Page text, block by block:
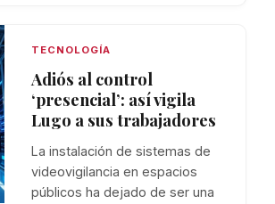
TECNOLOGÍA
Adiós al control
‘presencial’: así vigila
Lugo a sus trabajadores
La instalación de sistemas de
videovigilancia en espacios
públicos ha dejado de ser una